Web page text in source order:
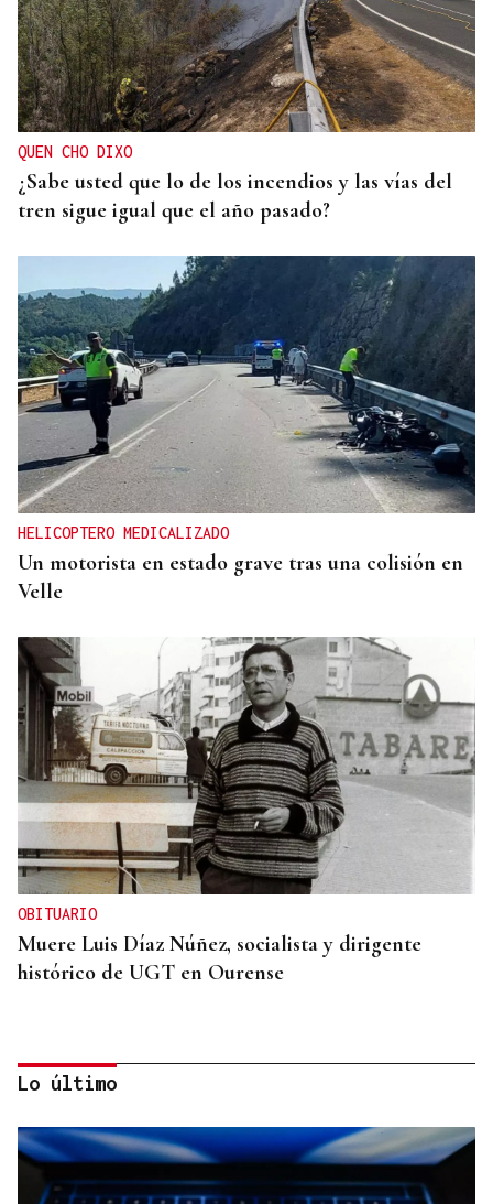
QUEN CHO DIXO
¿Sabe usted que lo de los incendios y las vías del
tren sigue igual que el año pasado?
HELICOPTERO MEDICALIZADO
Un motorista en estado grave tras una colisión en
Velle
OBITUARIO
Muere Luis Díaz Núñez, socialista y dirigente
histórico de UGT en Ourense
Lo último